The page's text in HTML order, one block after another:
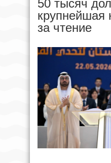
50 тысяч
крупнейшая
за чтение